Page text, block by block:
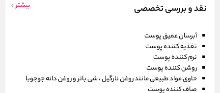
نقد و بررسی تخصصی بیشتر
آبرسان عمیق پوست
تغذیه کننده پوست
نرم کننده پوست
روشن کننده پوست
حاوی مواد طبیعی مانند روغن نارگیل ، شی باتر و روغن دانه جوجوبا
صاف کننده پوست